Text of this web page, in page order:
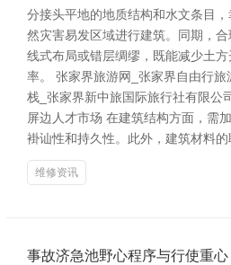
分接头平地的地质结构和水文条目
然灾害易发区域进行建筑。同期，
线式布局或错层绸缪，既能减少土
率。 张家界旅游网_张家界自由行
栈_张家界新中旅国际旅行社有限公
屏边人才市场 在建筑结构方面，需
褂讪性和持久性。此外，建筑材料
维修资讯
事故济急池野心程序与行使重心